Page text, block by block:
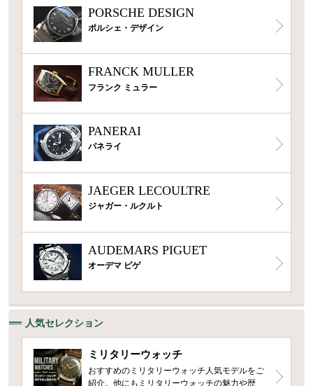
PORSCHE DESIGN
ポルシェ・デザイン
FRANCK MULLER
フランク ミュラー
PANERAI
パネライ
JAEGER LECOULTRE
ジャガー・ルクルト
AUDEMARS PIGUET
オーデマ ピゲ
人気セレクション
ミリタリーウォッチ
おすすめのミリタリーウォッチ人気モデルをご
紹介。他にもミリタリーウォッチの魅力や歴